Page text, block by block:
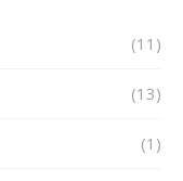
(11)
(13)
(1)